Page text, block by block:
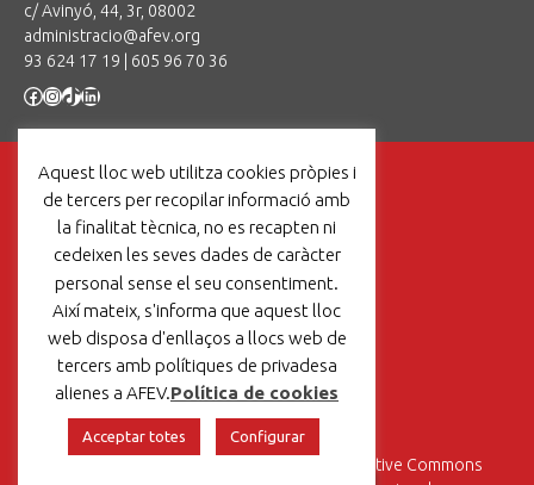
c/ Avinyó, 44, 3r, 08002
administracio@afev.org
93 624 17 19
605 96 70 36
Facebook
Instagram
TikTok
LinkedIn
Un projecte de:
Avís legal|Política de cookies
Llicència Creative Commons
Aquest lloc web utilitza cookies pròpies i
de tercers per recopilar informació amb
la finalitat tècnica, no es recapten ni
cedeixen les seves dades de caràcter
personal sense el seu consentiment.
Així mateix, s'informa que aquest lloc
web disposa d'enllaços a llocs web de
tercers amb polítiques de privadesa
alienes a AFEV.Política de cookies
Acceptar totes Configurar